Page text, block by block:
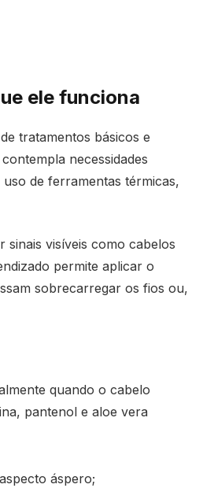
ele funciona
tratamentos básicos e
necessidades
de ferramentas térmicas,
visíveis como cabelos
permite aplicar o
sobrecarregar os fios ou,
quando o cabelo
pantenol e aloe vera
áspero;